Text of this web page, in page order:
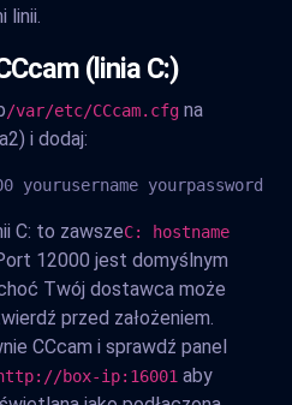
linii.
(linia C:)
/var/etc/CCcam.cfg na
i dodaj:
yourpassword
C: to zawszeC: hostname
12000 jest domyślnym
Twój dostawca może
przed założeniem.
CCcam i sprawdź panel
box-ip:16001 aby